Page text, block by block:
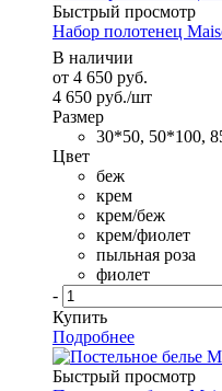
Быстрый просмотр
Набор полотенец
В наличии
от 4 650 руб.
4 650 руб./шт
Размер
30*50, 50*100,
Цвет
беж
крем
крем/беж
крем/фиолет
пыльная роза
фиолет
-
Купить
Подробнее
Быстрый просмотр